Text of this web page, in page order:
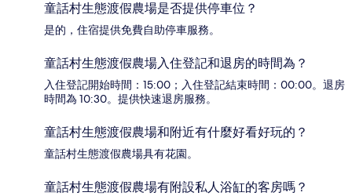
童話村生態渡假農場是否提供停車位？
是的，住宿提供免費自助停車服務。
童話村生態渡假農場入住登記和退房的時間為？
入住登記開始時間：15:00；入住登記結束時間：00:00。退房
時間為 10:30。提供快速退房服務。
童話村生態渡假農場和附近有什麼好看好玩的？
童話村生態渡假農場具有花園。
童話村生態渡假農場有附設私人浴缸的客房嗎？